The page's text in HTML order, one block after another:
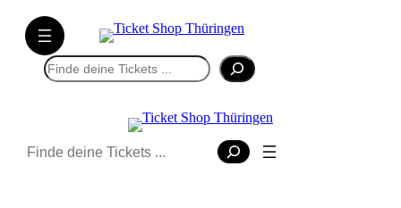
Direkt
zum
Inhalt
wechseln
Suchen
Suchen